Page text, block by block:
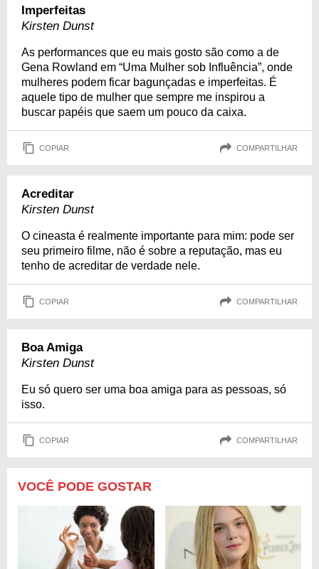
Imperfeitas
Kirsten Dunst
As performances que eu mais gosto são como a de
Gena Rowland em “Uma Mulher sob Influência”, onde
mulheres podem ficar bagunçadas e imperfeitas. É
aquele tipo de mulher que sempre me inspirou a
buscar papéis que saem um pouco da caixa.
COPIAR COMPARTILHAR
Acreditar
Kirsten Dunst
O cineasta é realmente importante para mim: pode ser
seu primeiro filme, não é sobre a reputação, mas eu
tenho de acreditar de verdade nele.
COPIAR COMPARTILHAR
Boa Amiga
Kirsten Dunst
Eu só quero ser uma boa amiga para as pessoas, só
isso.
COPIAR COMPARTILHAR
VOCÊ PODE GOSTAR